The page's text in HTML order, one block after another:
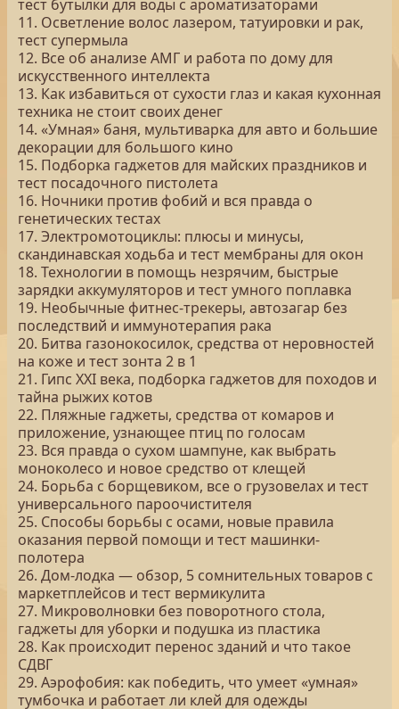
тест бутылки для воды с ароматизаторами
11. Осветление волос лазером, татуировки и рак,
тест супермыла
12. Все об анализе АМГ и работа по дому для
искусственного интеллекта
13. Как избавиться от сухости глаз и какая кухонная
техника не стоит своих денег
14. «Умная» баня, мультиварка для авто и большие
декорации для большого кино
15. Подборка гаджетов для майских праздников и
тест посадочного пистолета
16. Ночники против фобий и вся правда о
генетических тестах
17. Электромотоциклы: плюсы и минусы,
скандинавская ходьба и тест мембраны для окон
18. Технологии в помощь незрячим, быстрые
зарядки аккумуляторов и тест умного поплавка
19. Необычные фитнес-трекеры, автозагар без
последствий и иммунотерапия рака
20. Битва газонокосилок, средства от неровностей
на коже и тест зонта 2 в 1
21. Гипс XXI века, подборка гаджетов для походов и
тайна рыжих котов
22. Пляжные гаджеты, средства от комаров и
приложение, узнающее птиц по голосам
23. Вся правда о сухом шампуне, как выбрать
моноколесо и новое средство от клещей
24. Борьба с борщевиком, все о грузовелах и тест
универсального пароочистителя
25. Способы борьбы с осами, новые правила
оказания первой помощи и тест машинки-
полотера
26. Дом-лодка — обзор, 5 сомнительных товаров с
маркетплейсов и тест вермикулита
27. Микроволновки без поворотного стола,
гаджеты для уборки и подушка из пластика
28. Как происходит перенос зданий и что такое
СДВГ
29. Аэрофобия: как победить, что умеет «умная»
тумбочка и работает ли клей для одежды